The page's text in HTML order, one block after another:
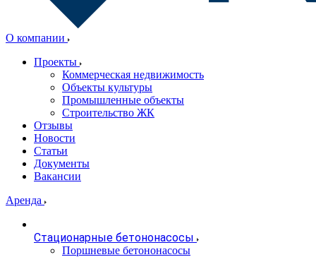
О компании
Проекты
Коммерческая недвижимость
Объекты культуры
Промышленные объекты
Строительство ЖК
Отзывы
Новости
Статьи
Документы
Вакансии
Аренда
Стационарные бетононасосы
Поршневые бетононасосы